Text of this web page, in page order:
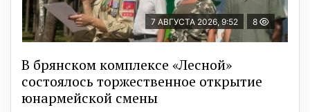
7 АВГУСТА 2026, 9:52 8
В брянском комплексе «Лесной»
состоялось торжественное открытие
юнармейской смены